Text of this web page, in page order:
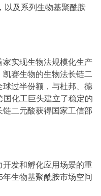
以及系列生物基聚酰胺
实现生物法规模化生产
赛生物的生物法长链二
过半份额，与杜邦、德
国化工巨头建立了稳定的
链二元酸获得国家工信部
发和孵化应用场景的重
生物基聚酰胺市场空间